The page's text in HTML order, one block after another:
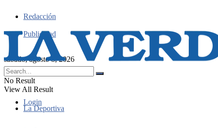
Redacción
Publicidad
sábado, agosto 8, 2026
Login
No Result
View All Result
La Deportiva